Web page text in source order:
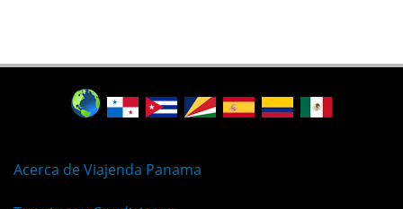
Acerca de Viajenda Panama